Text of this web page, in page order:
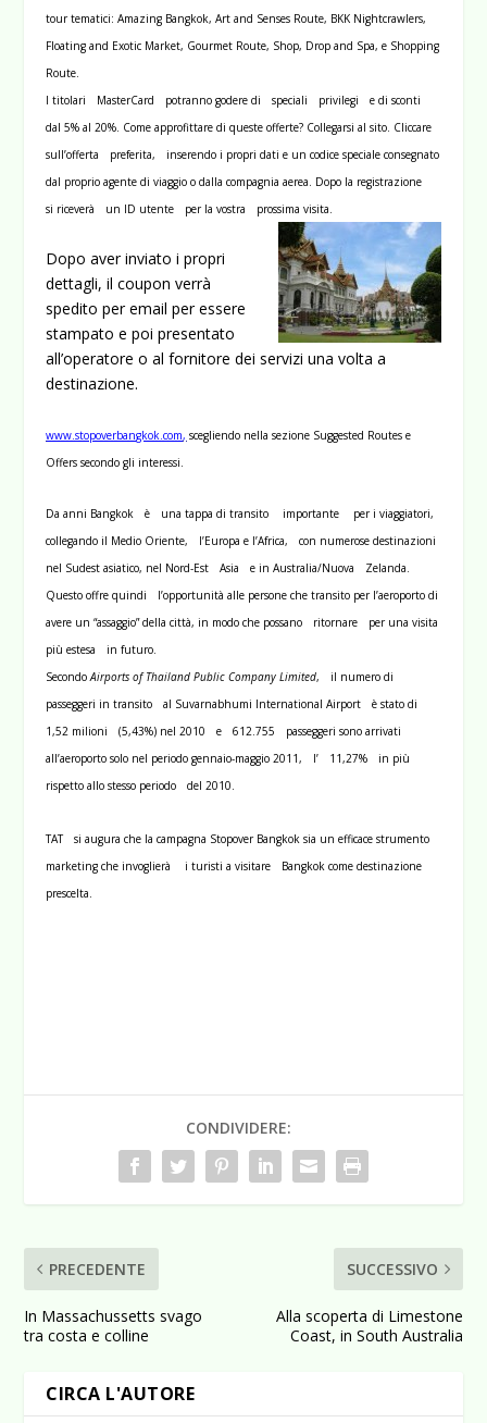
tour tematici: Amazing Bangkok, Art and Senses Route, BKK Nightcrawlers,
Floating and Exotic Market, Gourmet Route, Shop, Drop and Spa, e Shopping
Route.
I titolari MasterCard potranno godere di speciali privilegi e di sconti
dal 5% al 20%. Come approfittare di queste offerte? Collegarsi al sito. Cliccare
sull’offerta preferita, inserendo i propri dati e un codice speciale consegnato
dal proprio agente di viaggio o dalla compagnia aerea. Dopo la registrazione
si riceverà un ID utente per la vostra prossima visita.
Dopo aver inviato i propri
dettagli, il coupon verrà
spedito per email per essere
stampato e poi presentato
all’operatore o al fornitore dei servizi una volta a
destinazione.
www.stopoverbangkok.com, scegliendo nella sezione Suggested Routes e
Offers secondo gli interessi.
Da anni Bangkok è una tappa di transito importante per i viaggiatori,
collegando il Medio Oriente, l’Europa e l’Africa, con numerose destinazioni
nel Sudest asiatico, nel Nord-Est Asia e in Australia/Nuova Zelanda.
Questo offre quindi l’opportunità alle persone che transito per l’aeroporto di
avere un “assaggio” della città, in modo che possano ritornare per una visita
più estesa in futuro.
SecondoAirports of Thailand Public Company Limited, il numero di
passeggeri in transito al Suvarnabhumi International Airport è stato di
1,52 milioni (5,43%) nel 2010 e 612.755 passeggeri sono arrivati
all’aeroporto solo nel periodo gennaio-maggio 2011, l’ 11,27% in più
rispetto allo stesso periodo del 2010.
TAT si augura che la campagna Stopover Bangkok sia un efficace strumento
marketing che invoglierà i turisti a visitare Bangkok come destinazione
prescelta.
CONDIVIDERE:
PRECEDENTE
In Massachussetts svago
tra costa e colline
SUCCESSIVO
Alla scoperta di Limestone
Coast, in South Australia
CIRCA L'AUTORE